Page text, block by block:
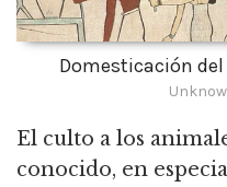
Domesticación
El culto a los
conocido, en